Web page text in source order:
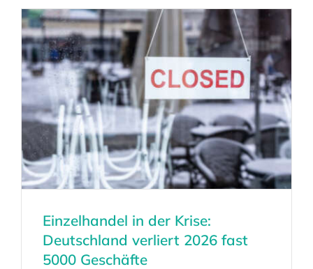
Einzelhandel in der Krise:
Deutschland verliert 2026 fast
5000 Geschäfte